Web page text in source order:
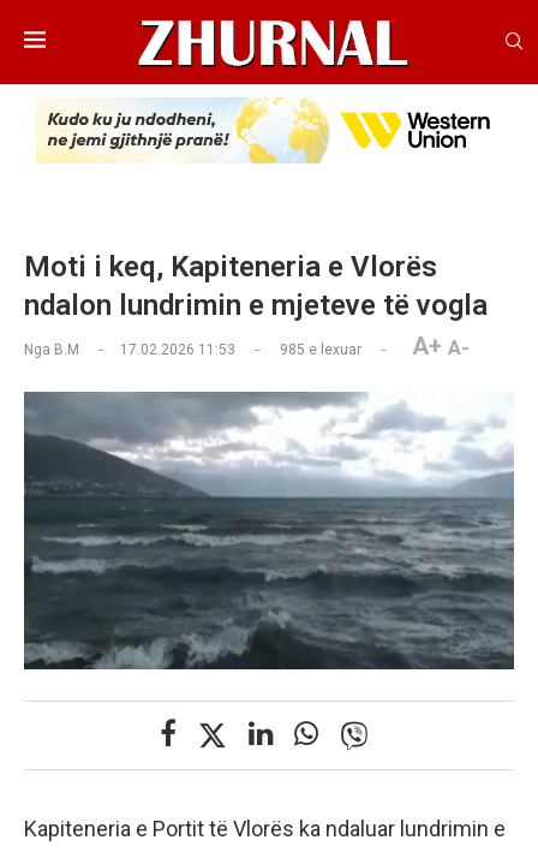
Moti i keq, Kapiteneria e Vlorës
ndalon lundrimin e mjeteve të vogla
Nga B.M 17.02.2026 11:53 985 e lexuar A+ A-
Kapiteneria e Portit të Vlorës ka ndaluar lundrimin e